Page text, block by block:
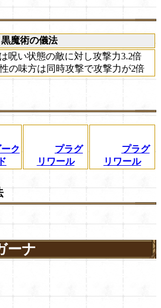
黒魔術の儀法
呪い状態の敵に対し攻撃力3.2倍
の味方は同時攻撃で攻撃力が2倍
ク
プラグ
リワール
プラグ
リワール
ーナ